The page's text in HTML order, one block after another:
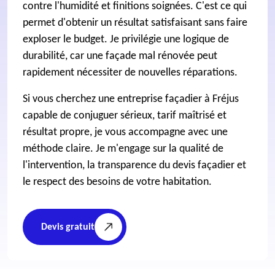
contre l'humidité et finitions soignées. C'est ce qui
permet d'obtenir un résultat satisfaisant sans faire
exploser le budget. Je privilégie une logique de
durabilité, car une façade mal rénovée peut
rapidement nécessiter de nouvelles réparations.
Si vous cherchez une entreprise façadier à Fréjus
capable de conjuguer sérieux, tarif maîtrisé et
résultat propre, je vous accompagne avec une
méthode claire. Je m'engage sur la qualité de
l'intervention, la transparence du devis façadier et
le respect des besoins de votre habitation.
Devis gratuit